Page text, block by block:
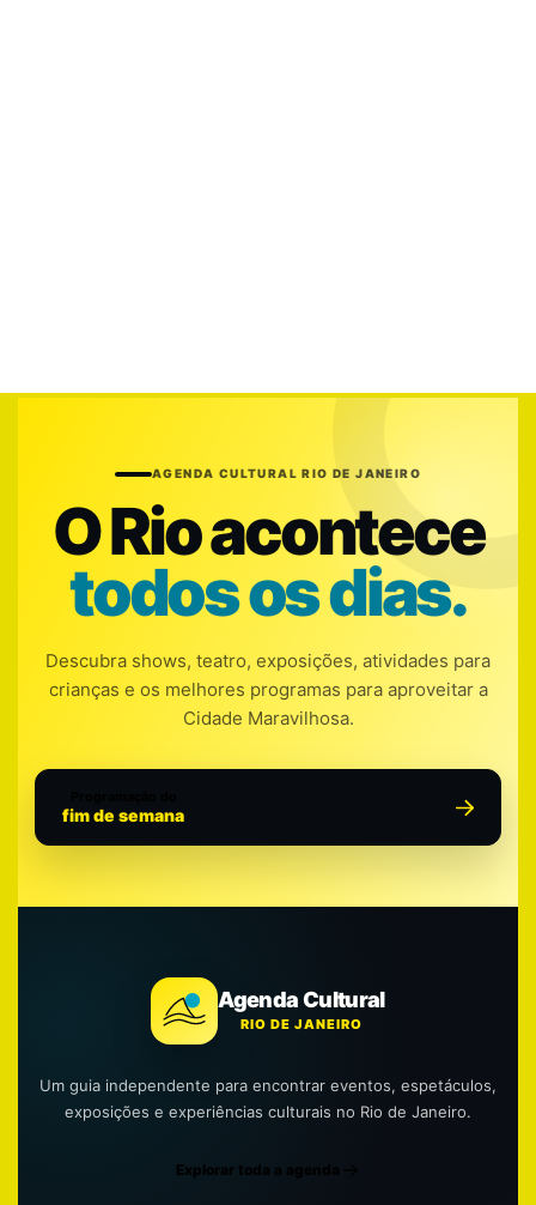
AGENDA CULTURAL RIO DE JANEIRO
O Rio acontece
todos os dias.
Descubra shows, teatro, exposições, atividades para
crianças e os melhores programas para aproveitar a
Cidade Maravilhosa.
fim de semana
Agenda Cultural
RIO DE JANEIRO
Um guia independente para encontrar eventos, espetáculos,
exposições e experiências culturais no Rio de Janeiro.
Explorar toda a agenda